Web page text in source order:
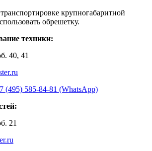
крупногабаритной
обрешетку.
техники:
40, 41
(495) 585-84-81 (WhatsApp)
21